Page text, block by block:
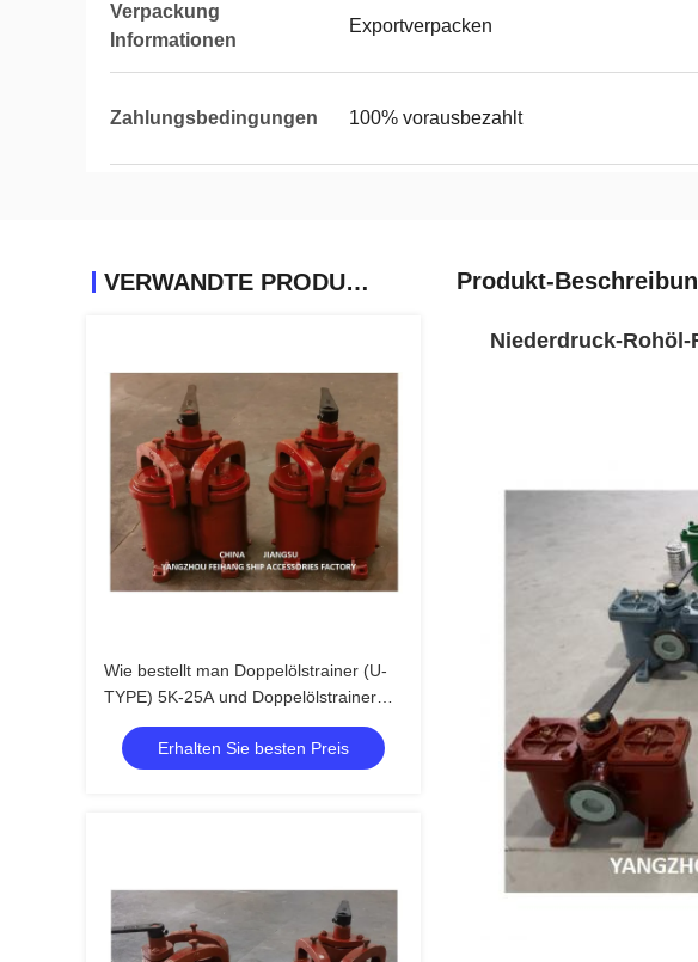
Verpackung
Informationen
Exportverpacken
Zahlungsbedingungen 100% vorausbezahlt
VERWANDTE PRODUKTE
Wie bestellt man Doppelölstrainer (U-
TYPE) 5K-25A und Doppelölstrainer
(U-TYPE)
Erhalten Sie besten Preis
Produkt-
Niederdruck-Rohöl-